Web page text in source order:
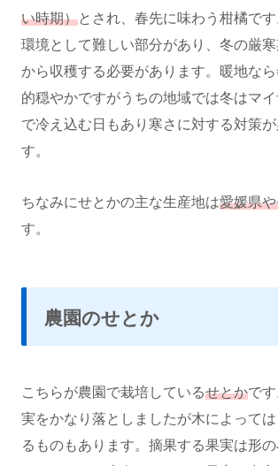
い時期）とされ、春先に味わう柑橘で
環境として難しい部分があり、冬の厳
から収穫する必要があります。暖地な
的穏やかですがうちの地域では冬はマ
で冷え込む日もあり寒さに対する対策
す。
ちなみにせとかの主な生産地は愛媛県
す。
農園のせとか
こちらが農園で栽培しているせとかで
実をかなり落としましたが木によって
るものもあります。摘果する果実は形